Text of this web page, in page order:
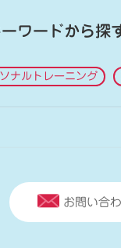
ワードから探
ナルトレーニング
お問い合